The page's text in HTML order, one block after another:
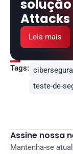
solução
Attacks
Leia mais
Tags:
teste-de-
Assine nossa
Mantenha-se